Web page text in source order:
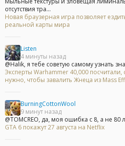
отсутствия тра...
Новая браузерная игра позволяет
реальной карты мира
Listen
4 минуты назад
@Halik, я тебе советую самому узнать
Эксперты Warhammer 40,000 посчитали,
нужно, чтобы завалить Жнеца из Mass
BurningCottonWool
9 минут назад
@TOMCREO, да, моя ошибка с 8, а не 80
GTA 6 покажут 27 августа на Netflix